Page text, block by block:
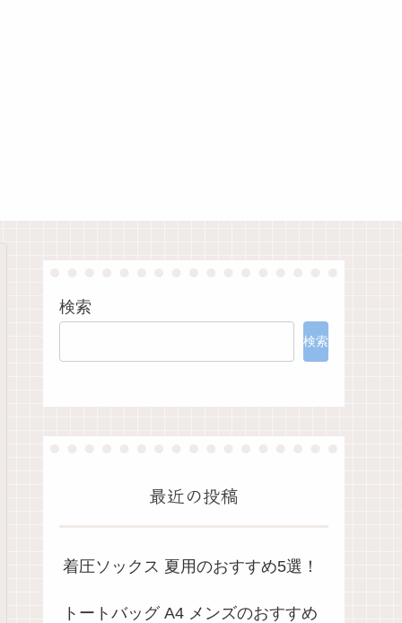
検索
検索
最近の投稿
着圧ソックス 夏用のおすすめ5選！
トートバッグ A4 メンズのおすすめ